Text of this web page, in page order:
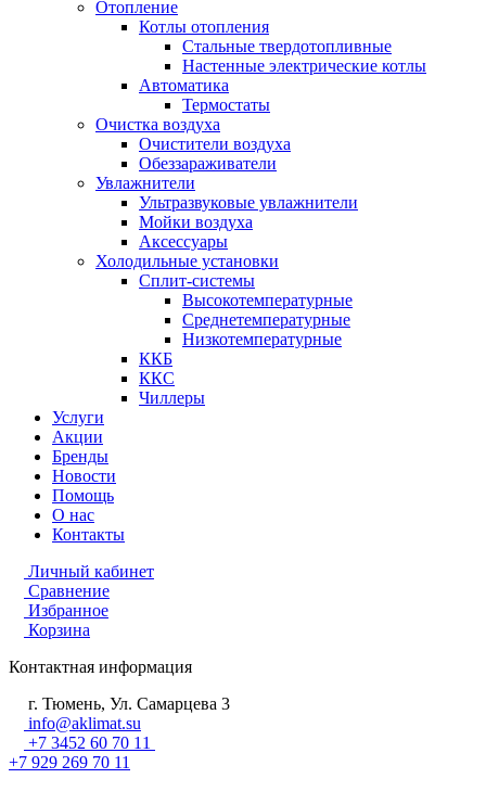
Отопление
Котлы отопления
Стальные твердотопливные
Настенные электрические котлы
Автоматика
Термостаты
Очистка воздуха
Очистители воздуха
Обеззараживатели
Увлажнители
Ультразвуковые увлажнители
Мойки воздуха
Аксессуары
Холодильные установки
Сплит-системы
Высокотемпературные
Среднетемпературные
Низкотемпературные
ККБ
ККС
Чиллеры
Услуги
Акции
Бренды
Новости
Помощь
О нас
Контакты
Личный кабинет
Сравнение
Избранное
Корзина
Контактная информация
г. Тюмень, Ул. Самарцева 3
info@aklimat.su
+7 3452 60 70 11
+7 929 269 70 11